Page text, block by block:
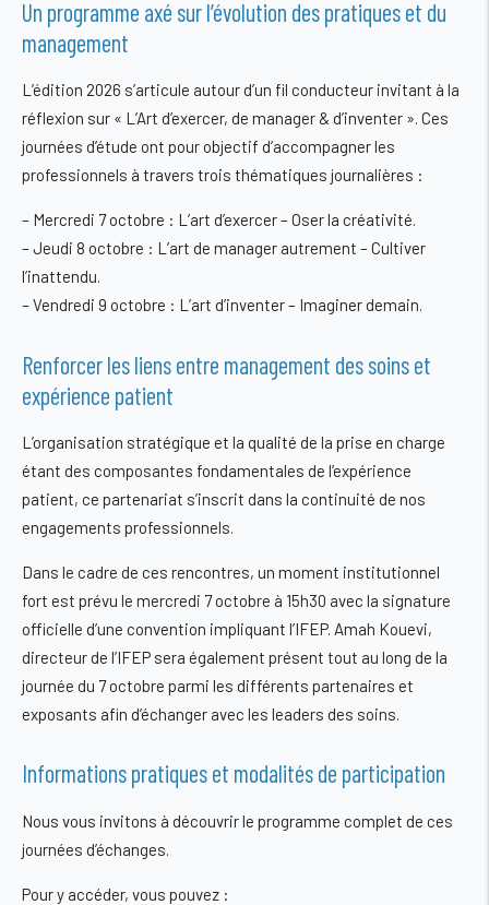
Un programme axé sur l’évolution des pratiques et du
management
L’édition 2026 s’articule autour d’un fil conducteur invitant à la
réflexion sur « L’Art d’exercer, de manager & d’inventer ». Ces
journées d’étude ont pour objectif d’accompagner les
professionnels à travers trois thématiques journalières :
– Mercredi 7 octobre : L’art d’exercer – Oser la créativité.
–Jeudi 8 octobre : L’art de manager autrement – Cultiver
l’inattendu.
–Vendredi 9 octobre : L’art d’inventer – Imaginer demain.
Renforcer les liens entre management des soins et
expérience patient
L’organisation stratégique et la qualité de la prise en charge
étant des composantes fondamentales de l’expérience
patient, ce partenariat s’inscrit dans la continuité de nos
engagements professionnels.
Dans le cadre de ces rencontres, un moment institutionnel
fort est prévu le mercredi 7 octobre à 15h30 avec la signature
officielle d’une convention impliquant l’IFEP. Amah Kouevi,
directeur de l’IFEP sera également présent tout au long de la
journée du 7 octobre parmi les différents partenaires et
exposants afin d’échanger avec les leaders des soins.
Informations pratiques et modalités de participation
Nous vous invitons à découvrir le programme complet de ces
journées d’échanges.
Pour y accéder, vous pouvez :